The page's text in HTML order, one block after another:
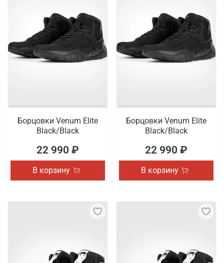
Борцовки Venum Elite
Black/Black
22 990 ₽
В корзину
Борцовки Venum Elite
Black/Black
22 990 ₽
В корзину